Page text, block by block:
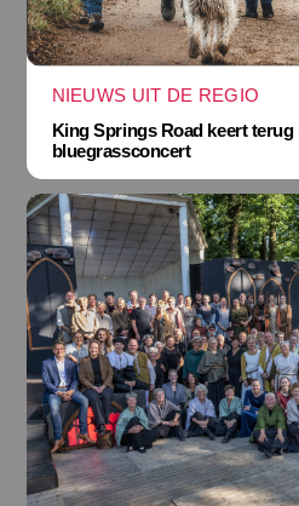
NIEUWS UIT DE REGIO
King Springs Road keert
bluegrassconcert